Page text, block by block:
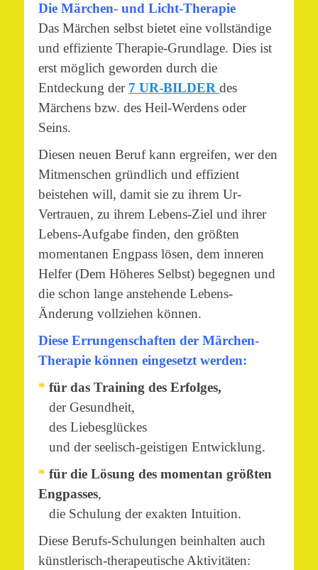
Die Märchen- und Licht-Therapie
Das Märchen selbst bietet eine vollständige
und effiziente Therapie-Grundlage. Dies ist
erst möglich geworden durch die
Entdeckung der 7 UR-BILDER des
Märchens bzw. des Heil-Werdens oder
Seins.
Diesen neuen Beruf kann ergreifen, wer den
Mitmenschen gründlich und effizient
beistehen will, damit sie zu ihrem Ur-
Vertrauen, zu ihrem Lebens-Ziel und ihrer
Lebens-Aufgabe finden, den größten
momentanen Engpass lösen, dem inneren
Helfer (Dem Höheres Selbst) begegnen und
die schon lange anstehende Lebens-
Änderung vollziehen können.
Diese Errungenschaften der Märchen-
Therapie können eingesetzt werden:
* für das Training des Erfolges,
der Gesundheit,
des Liebesglückes
und der seelisch-geistigen Entwicklung.
* für die Lösung des momentan größten
Engpasses,
die Schulung der exakten Intuition.
Diese Berufs-Schulungen beinhalten auch
künstlerisch-therapeutische Aktivitäten: